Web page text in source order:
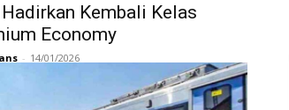
Kembali Kelas
Economy
- 14/01/2026